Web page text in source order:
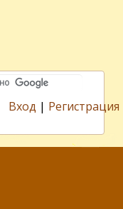
Вход | Регистрация